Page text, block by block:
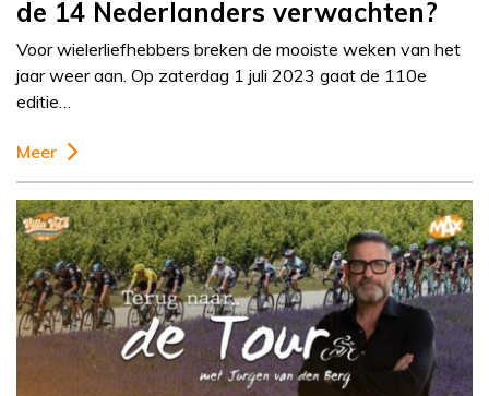
de 14 Nederlanders verwachten?
Voor wielerliefhebbers breken de mooiste weken van het
jaar weer aan. Op zaterdag 1 juli 2023 gaat de 110e
editie…
Meer